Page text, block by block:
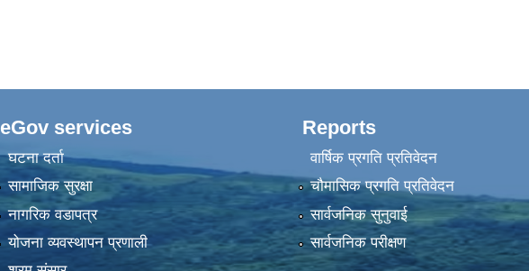
eGov services
घटना दर्ता
सामाजिक सुरक्षा
नागरिक वडापत्र
योजना व्यवस्थापन प्रणाली
Reports
वार्षिक प्रगति प्रतिवेदन
चौमासिक प्रगति प्रतिवेदन
सार्वजनिक सुनुवाई
सार्वजनिक परीक्षण